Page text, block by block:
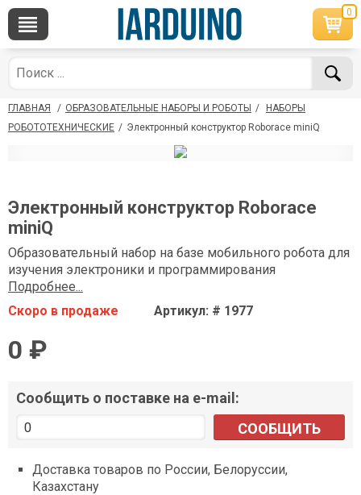
0
ГЛАВНАЯ / ОБРАЗОВАТЕЛЬНЫЕ НАБОРЫ И РОБОТЫ /
НАБОРЫ
РОБОТОТЕХНИЧЕСКИЕ / Электронный конструктор Roborace miniQ
Электронный конструктор Roborace
miniQ
Образовательный набор на базе мобильного робота для
изучения электроники и программирования
Подробнее...
Скоро в продаже
Артикул: # 1977
0 ₽
Сообщить о поставке на e-mail:
СООБЩИТЬ
Доставка товаров по России, Белоруссии,
Казахстану
×
По вопросам приобретения товара
*Доступно общение только текстовыми
сообщениями, звонки и аудио сообщения не
обслуживаются
Офлайн
По техническим вопросам
Консультант